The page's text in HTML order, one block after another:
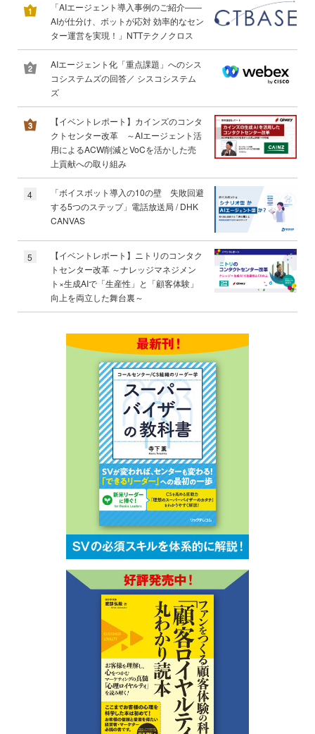
「AIエージェント導入事例のご紹介――
AIが仕分け、ボットが応対 効率的なセン
ター運営を実現！」NTTテクノクロス
AIエージェント化「重点課題」へのシス
コシステムズの回答／ シスコシステム
ズ
【イベントレポート】カインズのコンタ
クトセンター改革 ～AIエージェント活
用によるACW削減とVoCを活かした売
上貢献への取り組み
4
「ボイスボット導入の10の壁 失敗回避
する5つのステップ」電話放送局 / DHK
CANVAS
5
【イベントレポート】ニトリのコンタク
トセンター改革 ～ナレッジマネジメン
ト×生成AIで「生産性」と「顧客体験」
向上を両立した舞台裏～